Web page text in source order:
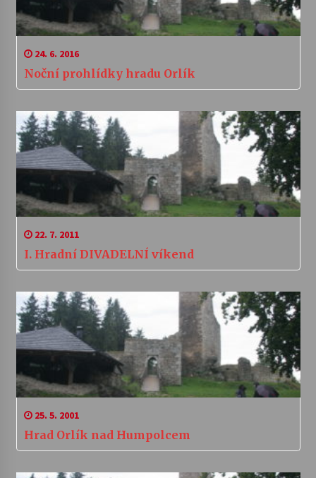
24. 6. 2016
Noční prohlídky hradu Orlík
22. 7. 2011
I. Hradní DIVADELNÍ víkend
25. 5. 2001
Hrad Orlík nad Humpolcem